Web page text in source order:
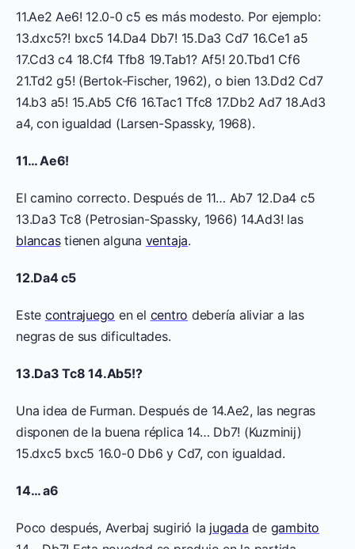
11.Ae2 Ae6! 12.0-0 c5 es más modesto. Por ejemplo:
13.dxc5?! bxc5 14.Da4 Db7! 15.Da3 Cd7 16.Ce1 a5
17.Cd3 c4 18.Cf4 Tfb8 19.Tab1? Af5! 20.Tbd1 Cf6
21.Td2 g5! (Bertok-Fischer, 1962), o bien 13.Dd2 Cd7
14.b3 a5! 15.Ab5 Cf6 16.Tac1 Tfc8 17.Db2 Ad7 18.Ad3
a4, con igualdad (Larsen-Spassky, 1968).
11… Ae6!
El camino correcto. Después de 11… Ab7 12.Da4 c5
13.Da3 Tc8 (Petrosian-Spassky, 1966) 14.Ad3! las
blancastienen alguna ventaja.
12.Da4 c5
Este contrajuego en el centro debería aliviar a las
negras de sus dificultades.
13.Da3 Tc8 14.Ab5!?
Una idea de Furman. Después de 14.Ae2, las negras
disponen de la buena réplica 14… Db7! (Kuzminij)
15.dxc5 bxc5 16.0-0 Db6 y Cd7, con igualdad.
14… a6
Poco después, Averbaj sugirió la jugada de gambito